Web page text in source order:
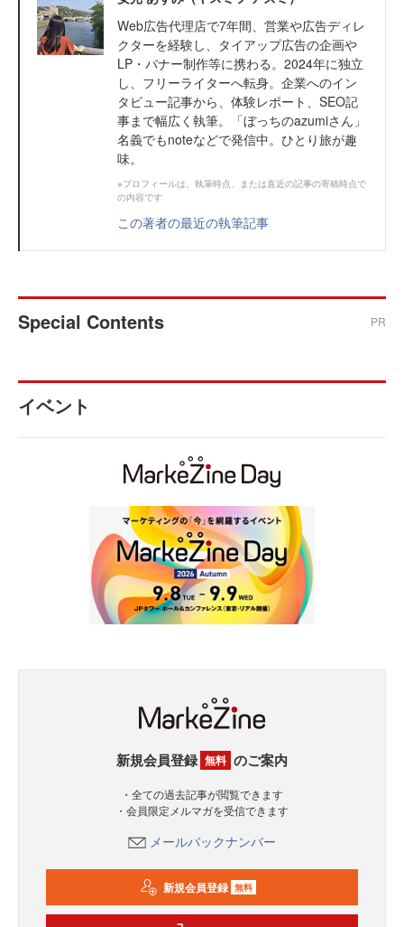
Web広告代理店で7年間、営業や広告ディレ
クターを経験し、タイアップ広告の企画や
LP・バナー制作等に携わる。2024年に独立
し、フリーライターへ転身。企業へのイン
タビュー記事から、体験レポート、SEO記
事まで幅広く執筆。「ぼっちのazumiさん」
名義でもnoteなどで発信中。ひとり旅が趣
味。
※プロフィールは、執筆時点、または直近の記事の寄稿時点で
の内容です
この著者の最近の執筆記事
Special Contents PR
イベント
新規会員登録 無料 のご案内
・全ての過去記事が閲覧できます
・会員限定メルマガを受信できます
メールバックナンバー
新規会員登録 無料